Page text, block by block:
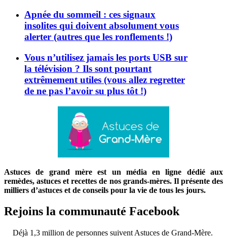
Apnée du sommeil : ces signaux
insolites qui doivent absolument vous
alerter (autres que les ronflements !)
Vous n’utilisez jamais les ports USB sur
la télévision ? Ils sont pourtant
extrêmement utiles (vous allez regretter
de ne pas l’avoir su plus tôt !)
Astuces de grand mère est un média en ligne dédié aux
remèdes, astuces et recettes de nos grands-mères. Il présente des
milliers d’astuces et de conseils pour la vie de tous les jours.
Rejoins la communauté Facebook
Déjà 1,3 million de personnes suivent Astuces de Grand-Mère.